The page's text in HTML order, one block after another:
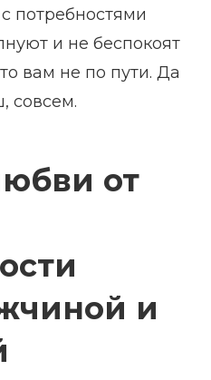
потребностями
и не беспокоят
вам не по пути. Да
совсем.
от
и